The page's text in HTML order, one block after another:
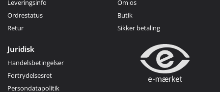
Leveringsinfo
Ordrestatus
Retur
Om os
Butik
Sikker betaling
Juridisk
Handelsbetingelser
Fortrydelsesret
Persondatapolitik